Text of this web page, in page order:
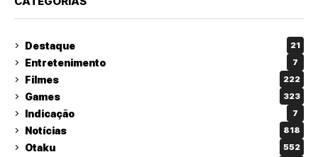
Destaque 21
Entretenimento 7
Filmes 222
Games 323
Indicação 7
Notícias 818
Otaku 552